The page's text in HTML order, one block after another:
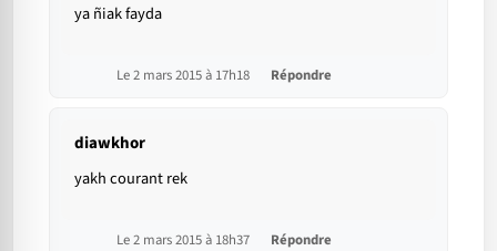
ya ñiak fayda
Le 2 mars 2015 à 17h18 Répondre
diawkhor
yakh courant rek
Le 2 mars 2015 à 18h37 Répondre